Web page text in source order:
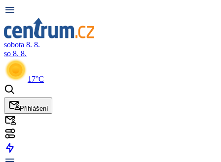
sobota 8. 8.
so 8. 8.
17°C
Přihlášení